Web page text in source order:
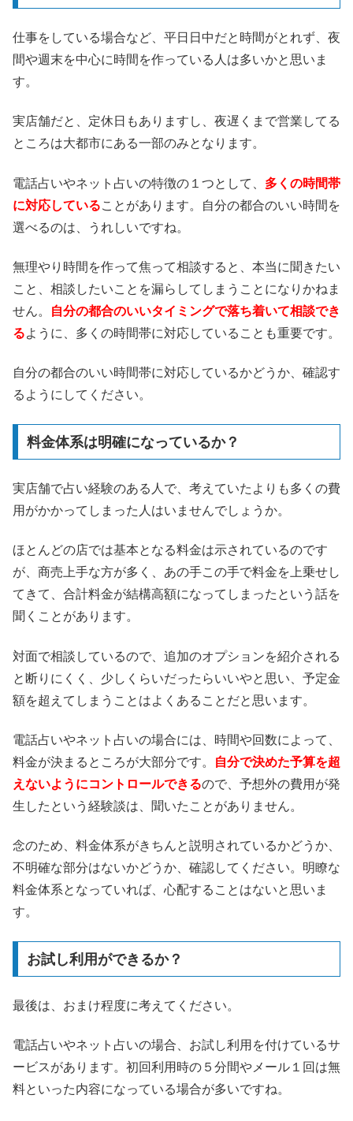
仕事をしている場合など、平日日中だと時間がとれず、夜
間や週末を中心に時間を作っている人は多いかと思いま
す。
実店舗だと、定休日もありますし、夜遅くまで営業してる
ところは大都市にある一部のみとなります。
電話占いやネット占いの特徴の１つとして、 多くの時間帯
に対応していることがあります。自分の都合のいい時間を
選べるのは、うれしいですね。
無理やり時間を作って焦って相談すると、本当に聞きたい
こと、相談したいことを漏らしてしまうことになりかねま
せん。
自分の都合のいいタイミングで落ち着いて相談でき
るように、多くの時間帯に対応していることも重要です。
自分の都合のいい時間帯に対応しているかどうか、確認す
るようにしてください。
料金体系は明確になっているか？
実店舗で占い経験のある人で、考えていたよりも多くの費
用がかかってしまった人はいませんでしょうか。
ほとんどの店では基本となる料金は示されているのです
が、商売上手な方が多く、あの手この手で料金を上乗せし
てきて、合計料金が結構高額になってしまったという話を
聞くことがあります。
対面で相談しているので、追加のオプションを紹介される
と断りにくく、少しくらいだったらいいやと思い、予定金
額を超えてしまうことはよくあることだと思います。
電話占いやネット占いの場合には、時間や回数によって、
料金が決まるところが大部分です。
自分で決めた予算を超
えないようにコントロールできるので、予想外の費用が発
生したという経験談は、聞いたことがありません。
念のため、料金体系がきちんと説明されているかどうか、
不明確な部分はないかどうか、確認してください。明瞭な
料金体系となっていれば、心配することはないと思いま
す。
お試し利用ができるか？
最後は、おまけ程度に考えてください。
電話占いやネット占いの場合、お試し利用を付けているサ
ービスがあります。初回利用時の５分間やメール１回は無
料といった内容になっている場合が多いですね。